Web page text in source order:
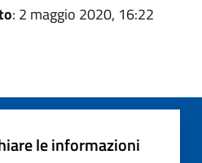
: 2 maggio 2020, 16:22
le informazioni